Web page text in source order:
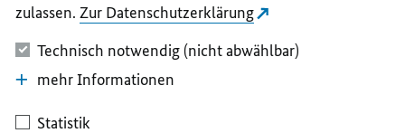
zulassen. Zur Datenschutzerklärung
Technisch notwendig (nicht abwählbar)
mehr Informationen
Statistik